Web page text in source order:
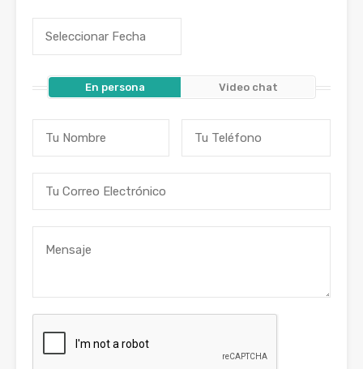
En persona Video chat